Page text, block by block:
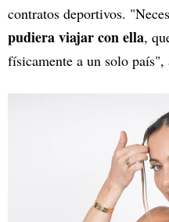
contratos deportivos.
pudiera viajar con ella,
físicamente a un solo país",